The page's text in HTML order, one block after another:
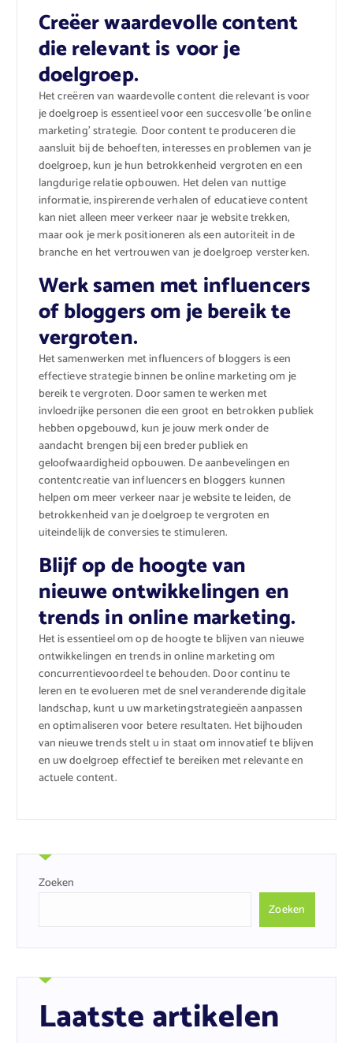
Creëer waardevolle content
die relevant is voor je
doelgroep.
Het creëren van waardevolle content die relevant is voor
je doelgroep is essentieel voor een succesvolle ‘be online
marketing’ strategie. Door content te produceren die
aansluit bij de behoeften, interesses en problemen van je
doelgroep, kun je hun betrokkenheid vergroten en een
langdurige relatie opbouwen. Het delen van nuttige
informatie, inspirerende verhalen of educatieve content
kan niet alleen meer verkeer naar je website trekken,
maar ook je merk positioneren als een autoriteit in de
branche en het vertrouwen van je doelgroep versterken.
Werk samen met influencers
of bloggers om je bereik te
vergroten.
Het samenwerken met influencers of bloggers is een
effectieve strategie binnen be online marketing om je
bereik te vergroten. Door samen te werken met
invloedrijke personen die een groot en betrokken publiek
hebben opgebouwd, kun je jouw merk onder de
aandacht brengen bij een breder publiek en
geloofwaardigheid opbouwen. De aanbevelingen en
contentcreatie van influencers en bloggers kunnen
helpen om meer verkeer naar je website te leiden, de
betrokkenheid van je doelgroep te vergroten en
uiteindelijk de conversies te stimuleren.
Blijf op de hoogte van
nieuwe ontwikkelingen en
trends in online marketing.
Het is essentieel om op de hoogte te blijven van nieuwe
ontwikkelingen en trends in online marketing om
concurrentievoordeel te behouden. Door continu te
leren en te evolueren met de snel veranderende digitale
landschap, kunt u uw marketingstrategieën aanpassen
en optimaliseren voor betere resultaten. Het bijhouden
van nieuwe trends stelt u in staat om innovatief te blijven
en uw doelgroep effectief te bereiken met relevante en
actuele content.
Zoeken
Zoeken
Laatste artikelen